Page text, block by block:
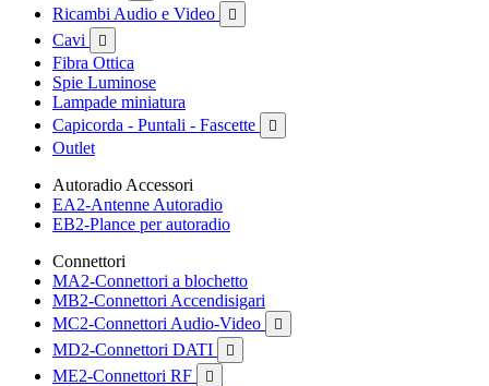
Ricambi Audio e Video 
Cavi 
Fibra Ottica
Spie Luminose
Lampade miniatura
Capicorda - Puntali - Fascette

Outlet
Autoradio Accessori
EA2-Antenne Autoradio
EB2-Plance per autoradio
Connettori
MA2-Connettori a blochetto
MB2-Connettori Accendisigari
MC2-Connettori Audio-Video

MD2-Connettori DATI 
ME2-Connettori RF 